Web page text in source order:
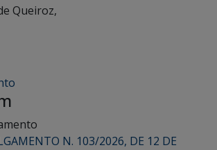
Queiroz,
N. 103/2026, DE 12 DE